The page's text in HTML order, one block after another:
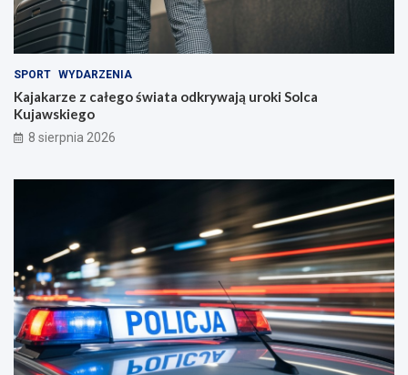
SPORT WYDARZENIA
Kajakarze z całego świata odkrywają uroki Solca
Kujawskiego
8 sierpnia 2026